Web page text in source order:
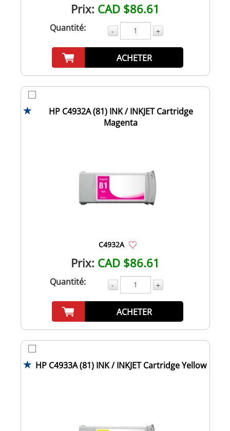
Prix: CAD $86.61
Quantité: - +
ACHETER
HP C4932A (81) INK / INKJET Cartridge
Magenta
C4932A
Prix: CAD $86.61
Quantité: - +
ACHETER
HP C4933A (81) INK / INKJET Cartridge Yellow